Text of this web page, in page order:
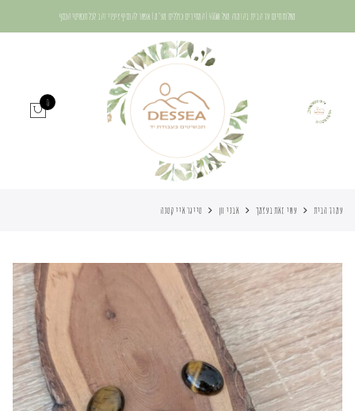
משלוח חינם עד הבית בהזמנה מעל 400₪ | המחירים כוללים מע"מ | אפשר להוסיף ציפוי זהב לכל תכשיטי הכסף
0
עמוד הבית עשי זאת בעצמך אבני חן טייגר איי קטנה